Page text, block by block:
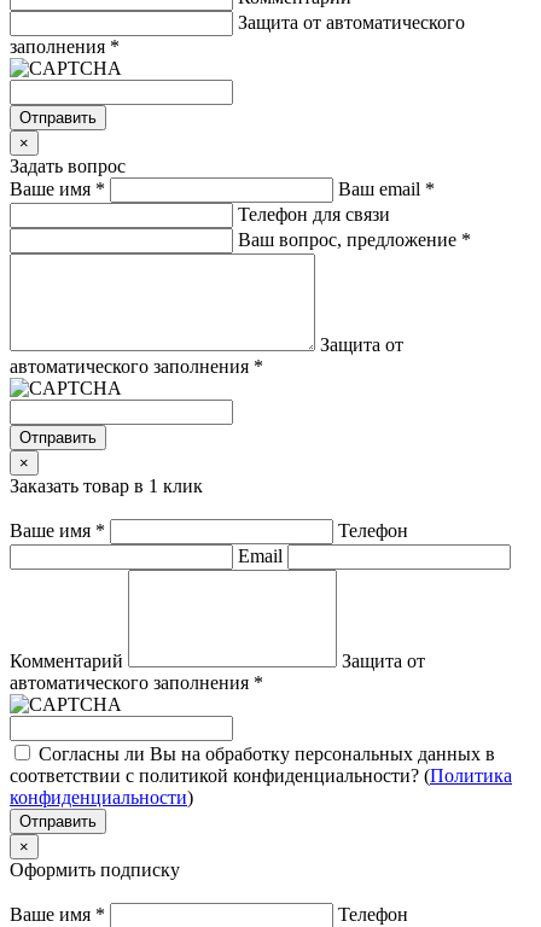
Защита от автоматического
заполнения *
Отправить
×
Задать вопрос
Ваше имя * Ваш email *
Телефон для связи
Ваш вопрос, предложение *
Защита от
автоматического заполнения *
Отправить
×
Заказать товар в 1 клик
Ваше имя *
Телефон
Email
Комментарий
Защита от
автоматического заполнения *
Согласны ли Вы на обработку персональных данных в
соответствии с политикой конфиденциальности? (Политика
конфиденциальности)
Отправить
×
Оформить подписку
Ваше имя *
Телефон